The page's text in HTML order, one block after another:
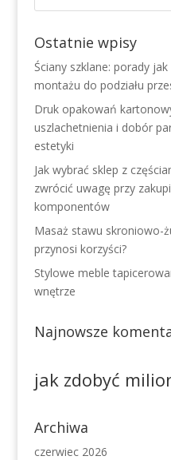
Ostatnie wpisy
Ściany szklane: porady
montażu do podziału
Druk opakowań
uszlachetnienia i dobór
estetyki
Jak wybrać sklep z
zwrócić uwagę przy
komponentów
Masaż stawu skroniowo-
przynosi korzyści?
Stylowe meble
wnętrze
Najnowsze
jak zdobyć
Archiwa
czerwiec 2026